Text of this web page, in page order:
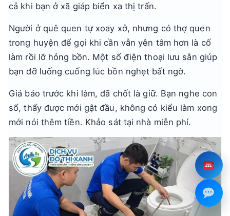
cả khi bạn ở xã giáp biển xa thị trấn.
Người ở quê quen tự xoay xở, nhưng có thợ quen
trong huyện để gọi khi cần vẫn yên tâm hơn là cố
làm rồi lỡ hỏng bồn. Một số điện thoại lưu sẵn giúp
bạn đỡ luống cuống lúc bồn nghẹt bất ngờ.
Giá báo trước khi làm, đã chốt là giữ. Bạn nghe con
số, thấy được mới gật đầu, không có kiểu làm xong
mới nói thêm tiền. Khảo sát tại nhà miễn phí.